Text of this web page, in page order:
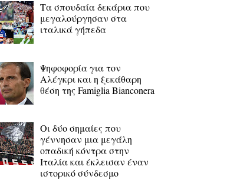
Τα σπουδαία δεκάρια που
μεγαλούργησαν στα
ιταλικά γήπεδα
Ψηφοφορία για τον
Αλέγκρι και η ξεκάθαρη
θέση της Famiglia Bianconera
Οι δύο σημαίες που
γέννησαν μια μεγάλη
οπαδική κόντρα στην
Ιταλία και έκλεισαν έναν
ιστορικό σύνδεσμο